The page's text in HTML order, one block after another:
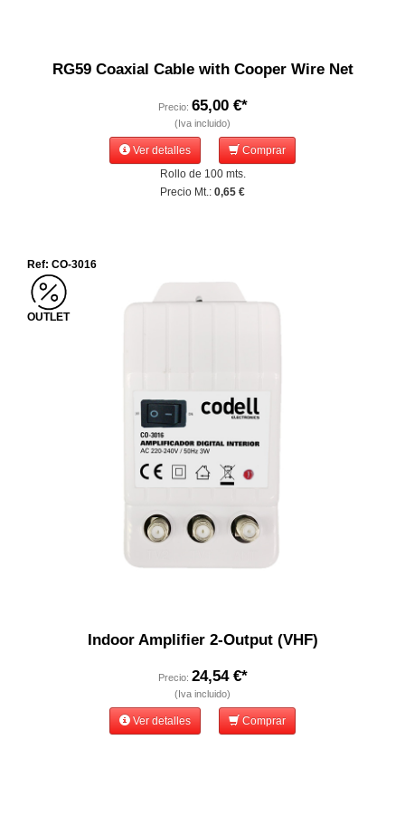
RG59 Coaxial Cable with Cooper Wire Net
Precio: 65,00 €*
(Iva incluido)
Ver detalles
Comprar
Rollo de 100 mts.
Precio Mt.: 0,65 €
Ref: CO-3016
OUTLET
Indoor Amplifier 2-Output (VHF)
Precio: 24,54 €*
(Iva incluido)
Ver detalles Comprar